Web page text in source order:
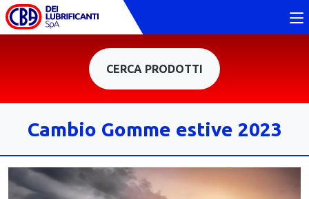
CERCA PRODOTTI
Cambio Gomme estive 2023